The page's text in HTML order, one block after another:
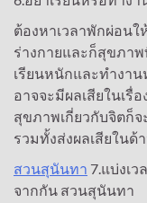
ต้องหาเวลาพักผ่อน
ร่างกายและก็สุขภาพ
เรียนหนักและทำงาน
อาจจะมีผลเสียในเรื่
สุขภาพเกี่ยวกับจิตก็
รวมทั้งส่งผลเสียในด้
สวนสุนันทา 7.แบ่งเว
จากกัน สวนสุนันทา